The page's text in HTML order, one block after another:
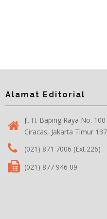
Alamat Editorial
Jl. H. Baping Raya No. 100
Ciracas, Jakarta Timur
(021) 871 7006 (Ext.226)
(021) 877 946 09